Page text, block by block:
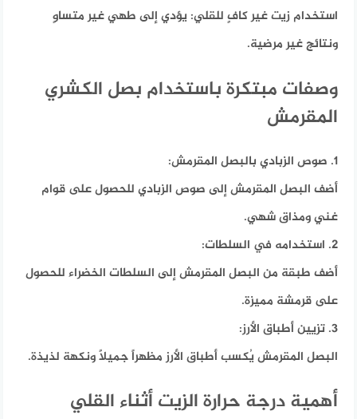
استخدام زيت غير كافٍ للقلي: يؤدي إلى طهي غير متساوٍ
ونتائج غير مرضية.
وصفات مبتكرة باستخدام بصل الكشري
المقرمش
1. صوص الزبادي بالبصل المقرمش:
أضف البصل المقرمش إلى صوص الزبادي للحصول على قوام
غني ومذاق شهي.
2. استخدامه في السلطات:
أضف طبقة من البصل المقرمش إلى السلطات الخضراء للحصول
على قرمشة مميزة.
3. تزيين أطباق الأرز:
البصل المقرمش يُكسب أطباق الأرز مظهراً جميلاً ونكهة لذيذة.
أهمية درجة حرارة الزيت أثناء القلي